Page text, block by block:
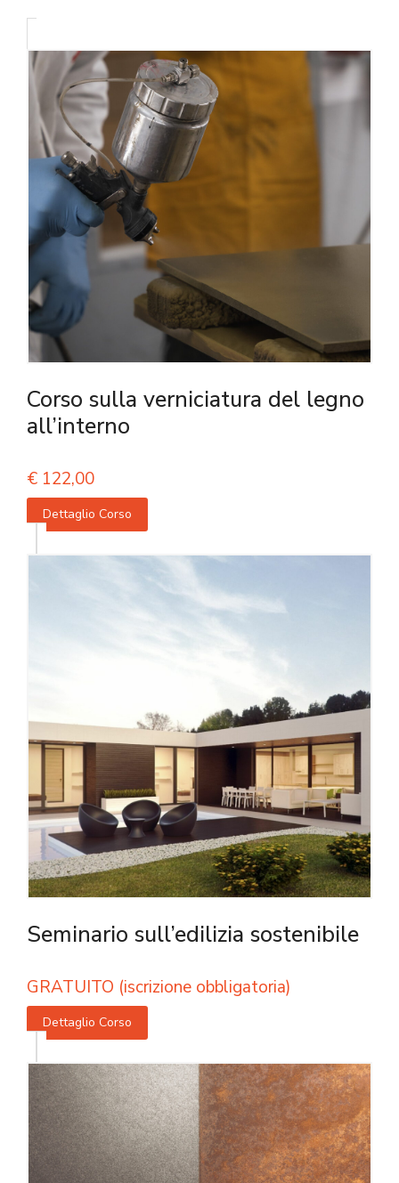
Corso sulla verniciatura del legno
all’interno
€ 122,00
Dettaglio Corso
Seminario sull’edilizia sostenibile
GRATUITO (iscrizione obbligatoria)
Dettaglio Corso